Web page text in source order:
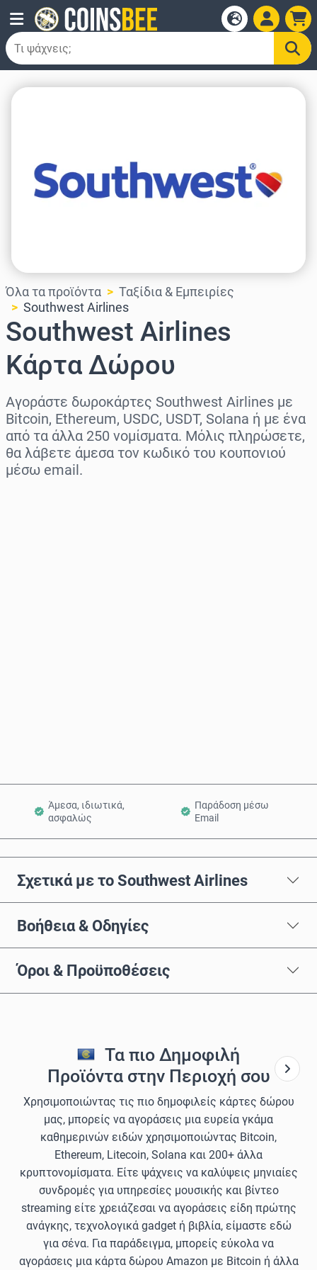
Όλα τα προϊόντα
Ταξίδια & Εμπειρίες
Southwest Airlines
Southwest Airlines
Κάρτα Δώρου
Αγοράστε δωροκάρτες Southwest Airlines με
Bitcoin, Ethereum, USDC, USDT, Solana ή με ένα
από τα άλλα 250 νομίσματα. Μόλις πληρώσετε,
θα λάβετε άμεσα τον κωδικό του κουπονιού
μέσω email.
Άμεσα, ιδιωτικά,
ασφαλώς
Παράδοση μέσω
Email
Σχετικά με το Southwest Airlines
Βοήθεια & Οδηγίες
Όροι & Προϋποθέσεις
Τα πιο Δημοφιλή
Προϊόντα στην Περιοχή σου
Χρησιμοποιώντας τις πιο δημοφιλείς κάρτες δώρου
μας, μπορείς να αγοράσεις μια ευρεία γκάμα
καθημερινών ειδών χρησιμοποιώντας Bitcoin,
Ethereum, Litecoin, Solana και 200+ άλλα
κρυπτονομίσματα. Είτε ψάχνεις να καλύψεις μηνιαίες
συνδρομές για υπηρεσίες μουσικής και βίντεο
streaming είτε χρειάζεσαι να αγοράσεις είδη πρώτης
ανάγκης, τεχνολογικά gadget ή βιβλία, είμαστε εδώ
για σένα. Για παράδειγμα, μπορείς εύκολα να
αγοράσεις μια κάρτα δώρου Amazon με Bitcoin ή άλλα